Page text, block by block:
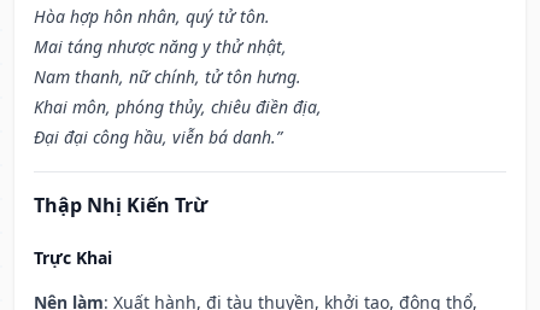
Hòa hợp hôn nhân, quý tử tôn.
Mai táng nhược năng y thử nhật,
Nam thanh, nữ chính, tử tôn hưng.
Khai môn, phóng thủy, chiêu điền địa,
Đại đại công hầu, viễn bá danh.”
Thập Nhị Kiến Trừ
Trực Khai
Nên làm: Xuất hành, đi tàu thuyền, khởi tạo, động thổ,